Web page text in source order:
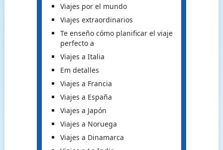
Viajes por el mundo
Viajes extraordinarios
Te enseño cómo planificar el viaje
perfecto a
Viajes a Italia
Em detalles
Viajes a Francia
Viajes a España
Viajes a Japón
Viajes a Noruega
Viajes a Dinamarca